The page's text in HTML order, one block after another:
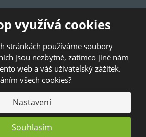
využívá cookies
stránkách používáme soubory
jsou nezbytné, zatímco jiné nám
web a váš uživatelský zážitek.
všech cookies?
Nastavení
Souhlasím
prostor
si prostory u BAZALKY!
2026, Bazalka s.r.o.
Obchodní podmínky |Mapa stránek